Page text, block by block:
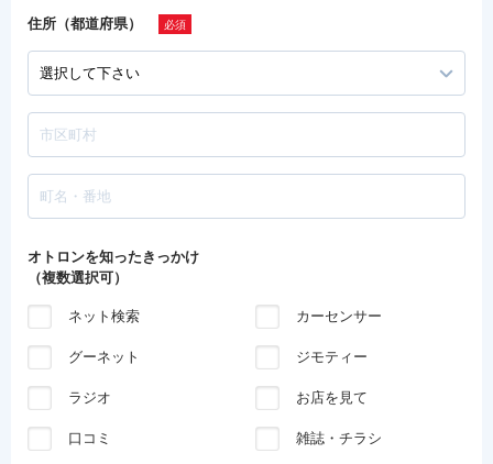
住所（都道府県）
オトロンを知ったきっかけ
（複数選択可）
ネット検索 カーセンサー
グーネット ジモティー
ラジオ お店を見て
口コミ 雑誌・チラシ